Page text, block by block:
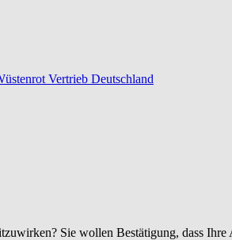
Vertrieb Deutschland
Sie wollen Bestätigung, dass